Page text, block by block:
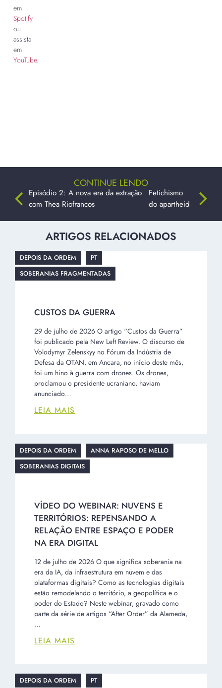
em
Spotify
ou
assista
em
YouTube.
DEPOIS DA ORDEM
PT
SOBERANIAS FRAGMENTADAS
CUSTOS DA GUERRA
29 de julho de 2026 O artigo “Custos da Guerra”
foi publicado pela New Left Review. O discurso de
foi um hino à guerra com drones. Os drones,
anunciado…
LEIA MAIS
DEPOIS DA ORDEM
ANNA RAPOSO DE MELLO
VÍDEO DO WEBINAR: NUVENS E
TERRITÓRIOS: REPENSANDO A
RELAÇÃO ENTRE ESPAÇO E PODER
era da IA, da infraestrutura em nuvem e das
plataformas digitais? Como as tecnologias digitais
estão remodelando o território, a geopolítica e o
poder do Estado? Neste webinar, gravado como
parte da série de artigos “After Order” da Alameda,
…
LEIA MAIS
DEPOIS DA ORDEM
PT
QUEM REALMENTE GOVERNA O
BRASIL?